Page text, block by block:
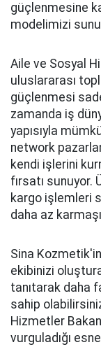
güçlenmesine
modelimizi
Aile ve Sosyal
uluslararası
güçlenmesi
zamanda iş
yapısıyla
network
kendi işlerini
fırsatı sunuyor.
kargo işlemleri
daha az
Sina
ekibinizi
tanıtarak daha
sahip
Hizmetler
vurguladığı